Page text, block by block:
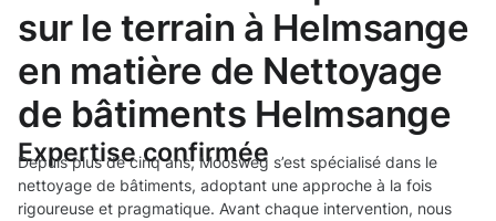
sur le terrain à Helmsange
en matière de Nettoyage
de bâtiments Helmsange
Expertise confirmée
Depuis plus de cinq ans, Moosweg s’est spécialisé dans le
nettoyage de bâtiments, adoptant une approche à la fois
rigoureuse et pragmatique. Avant chaque intervention, nous